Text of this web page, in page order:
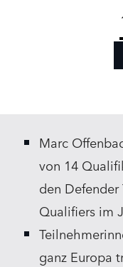
Marc
von 14
den Defender
Qualifiers im
ganz Europa